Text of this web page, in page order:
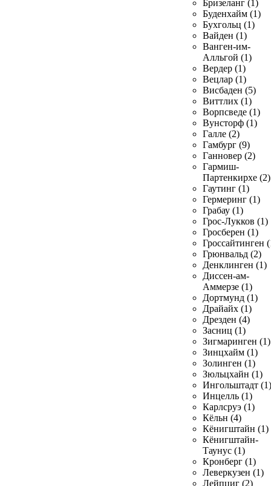
Бризеланг (1)
Буденхайм (1)
Бухгольц (1)
Вайден (1)
Ванген-им-
Алльгой (1)
Вердер (1)
Вецлар (1)
Висбаден (5)
Виттлих (1)
Ворпсведе (1)
Вунсторф (1)
Галле (2)
Гамбург (9)
Ганновер (2)
Гармиш-
Партенкирхе (2)
Гаутинг (1)
Гермеринг (1)
Грабау (1)
Грос-Лукков (1)
Гросберен (1)
Гроссайтинген
Грюнвальд (2)
Денклинген (1)
Диссен-ам-
Аммерзе (1)
Дортмунд (1)
Драйайх (1)
Дрезден (4)
Засниц (1)
Зигмаринген (1)
Зинцхайм (1)
Золинген (1)
Зюльцхайн (1)
Ингольштадт (1)
Инцелль (1)
Карлсруэ (1)
Кёльн (4)
Кёнигштайн (1)
Кёнигштайн-
Таунус (1)
Кронберг (1)
Леверкузен (1)
Лейпциг (2)